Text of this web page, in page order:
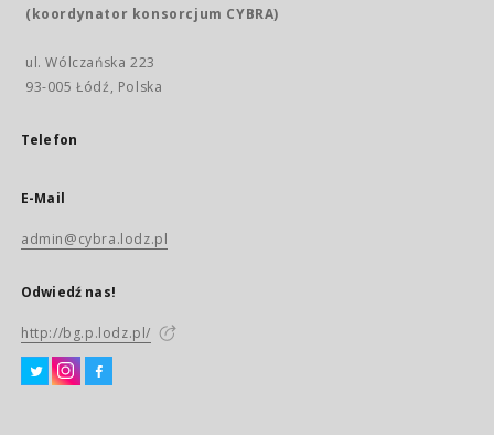
(koordynator konsorcjum CYBRA)
ul. Wólczańska 223
93-005 Łódź, Polska
Telefon
E-Mail
admin@cybra.lodz.pl
Odwiedź nas!
http://bg.p.lodz.pl/